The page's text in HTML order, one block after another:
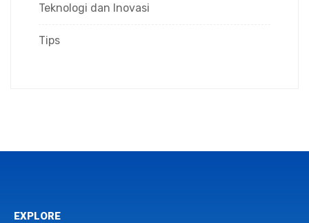
Teknologi dan Inovasi
Tips
EXPLORE